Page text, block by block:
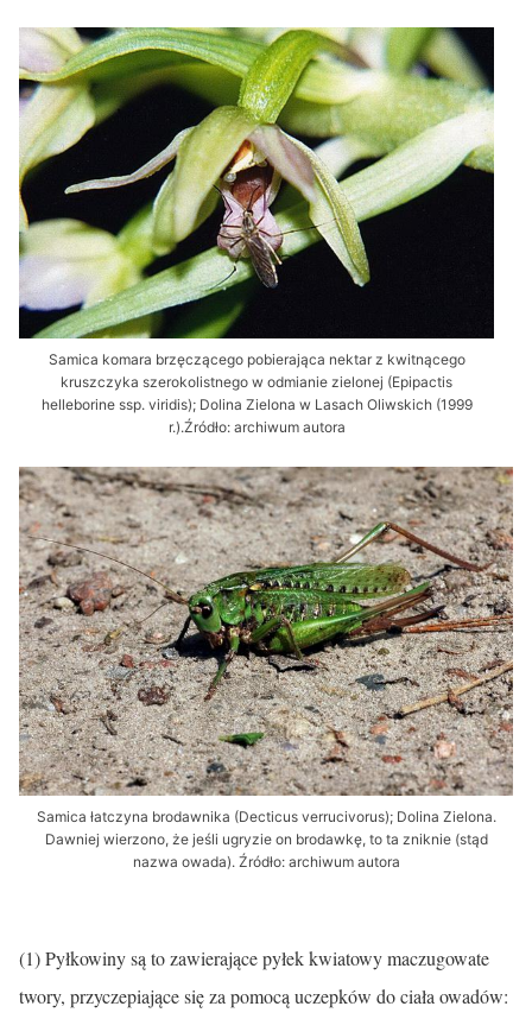
Samica komara brzęczącego pobierająca nektar z kwitnącego
kruszczyka szerokolistnego w odmianie zielonej (Epipactis
helleborine ssp. viridis); Dolina Zielona w Lasach Oliwskich (1999
r.).Źródło: archiwum autora
Samica łatczyna brodawnika (Decticus verrucivorus); Dolina Zielona.
Dawniej wierzono, że jeśli ugryzie on brodawkę, to ta zniknie (stąd
nazwa owada). Źródło: archiwum autora
(1) Pyłkowiny są to zawierające pyłek kwiatowy maczugowate
twory, przyczepiające się za pomocą uczepków do ciała owadów: